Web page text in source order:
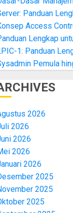
Panduan
Access
Lengkap
1: Panduan
Pemula
2026
2026
2026
2026
2026
2025
2025
2025